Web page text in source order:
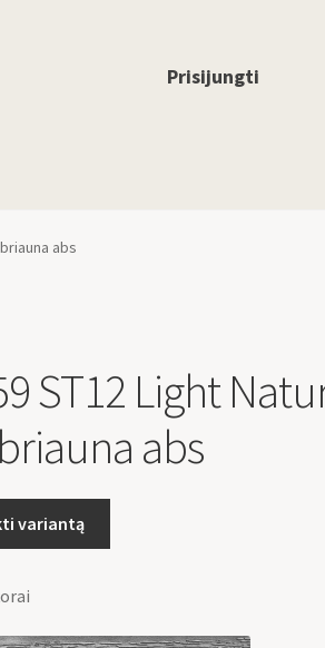
Prisijungti
abs
ST12 Light
abs
variantą